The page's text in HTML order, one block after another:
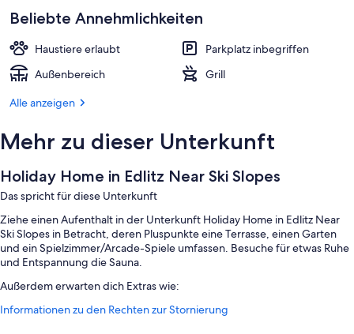
Beliebte Annehmlichkeiten
Haustiere erlaubt
Parkplatz inbegriffen
Außenbereich
Grill
Alle anzeigen
Mehr zu dieser Unterkunft
Holiday Home in Edlitz Near Ski Slopes
Das spricht für diese Unterkunft
Ziehe einen Aufenthalt in der Unterkunft Holiday Home in Edlitz Near
Ski Slopes in Betracht, deren Pluspunkte eine Terrasse, einen Garten
und ein Spielzimmer/Arcade-Spiele umfassen. Besuche für etwas Ruhe
und Entspannung die Sauna.
Außerdem erwarten dich Extras wie:
Parken ohne Service (kostenlos)
Informationen zu den Rechten zur Stornierung